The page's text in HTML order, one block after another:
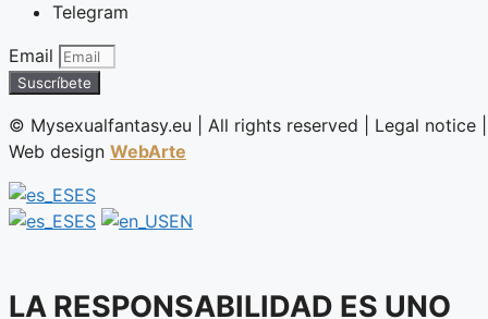
Telegram
Email
Suscríbete
©️ Mysexualfantasy.eu | All rights reserved | Legal notice |
Web design WebArte
ES
ES
EN
LA RESPONSABILIDAD ES UNO